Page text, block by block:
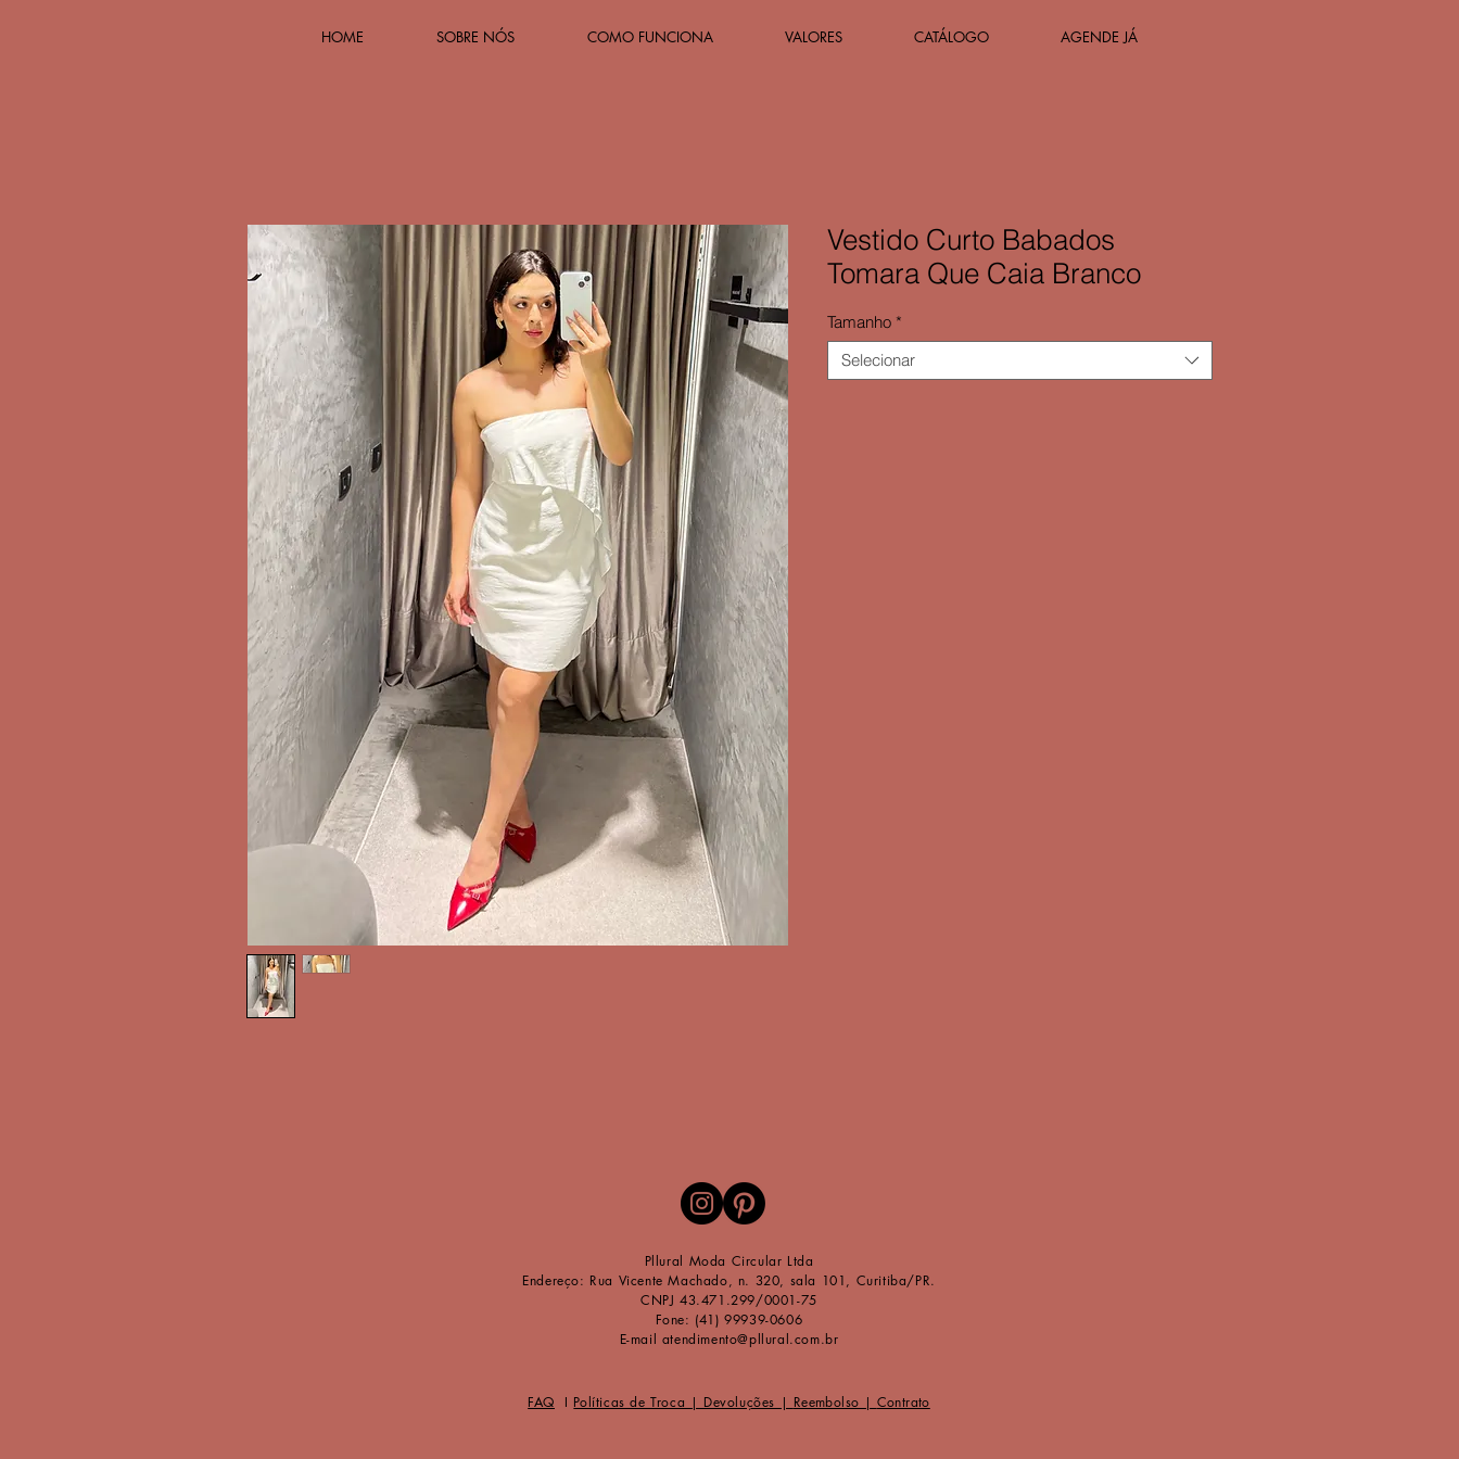
HOME SOBRE NÓS COMO FUNCIONA VALORES CATÁLOGO AGENDE JÁ
Vestido Curto Babados
Tomara Que Caia Branco
Tamanho *
Selecionar
​Pllural Moda Circular Ltda
Endereço: Rua Vicente Machado, n. 320, sala 101, Curitiba/PR.
CNPJ 43.471.299/0001-75
Fone: (41) 99939-0606
E-mail atendimento@pllural.com.br
FAQ I Políticas de Troca | Devoluções | Reembolso | Contrato